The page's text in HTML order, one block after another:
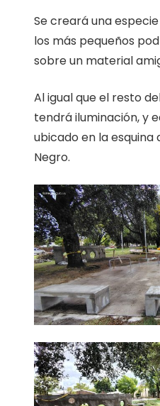
Se creará una
los más pequeños
sobre un material
Al igual que el resto
tendrá iluminación, y
ubicado en la esquina
Negro.